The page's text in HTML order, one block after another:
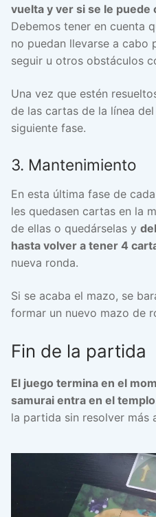
vuelta y ver si se le puede
Debemos tener en cuenta
no puedan llevarse a cabo
seguir u otros obstáculos
Una vez que estén
de las cartas de la línea
siguiente fase.
3. Mantenimiento
En esta última fase de
les quedasen cartas en la
de ellas o quedárselas y
hasta volver a tener 4
nueva ronda.
Si se acaba el mazo, se
formar un nuevo mazo de
Fin de la partida
El juego termina en el
samurai entra en el
la partida sin resolver más